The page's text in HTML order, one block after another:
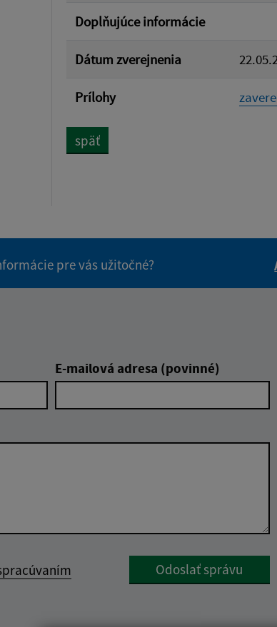
Doplňujúce informácie
Dátum zverejnenia
Prílohy
späť
pre vás užitočné?
E-mailová adresa (povinné)
Odoslať správu